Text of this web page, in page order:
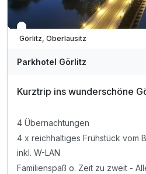
In 2 Wochen wieder frei
Görlitz, Oberlausitz
Parkhotel Görlitz
Kurztrip ins wunderschöne
4 Übernachtungen
4 x reichhaltiges Frühstück vom
inkl. W-LAN
Familienspaß o. Zeit zu zweit -